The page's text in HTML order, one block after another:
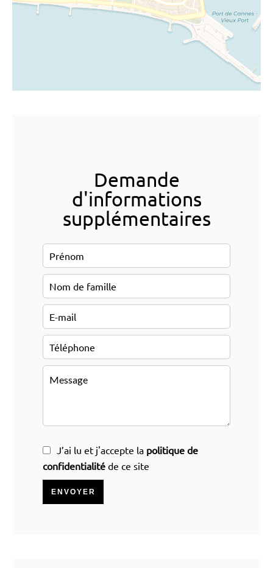
Demande
d'informations
supplémentaires
J’ai lu et j'accepte la politique de
confidentialité de ce site
ENVOYER